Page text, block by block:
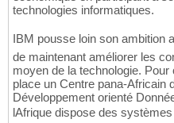
technologies informatiques.
IBM pousse loin son ambition
de maintenant améliorer les
moyen de la technologie.
place un Centre pana-Africain
Développement orienté
lAfrique dispose des systèmes